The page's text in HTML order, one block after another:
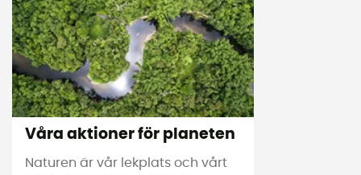
Våra aktioner för planeten
Naturen är vår lekplats och vårt